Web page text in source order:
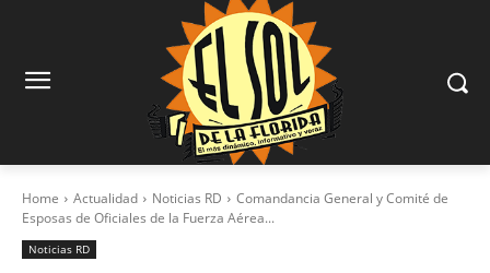
Home Actualidad Noticias RD
Comandancia General y Comité de
Esposas de Oficiales de la Fuerza Aérea...
Noticias RD